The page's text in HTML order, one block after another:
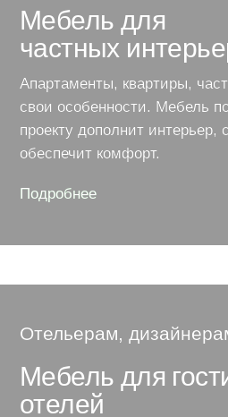
Мебель для
частных
Апартаменты, квартиры,
свои особенности. Мебель
проекту дополнит интерьер,
обеспечит комфорт.
Подробнее
Отельерам,
Мебель для
отелей